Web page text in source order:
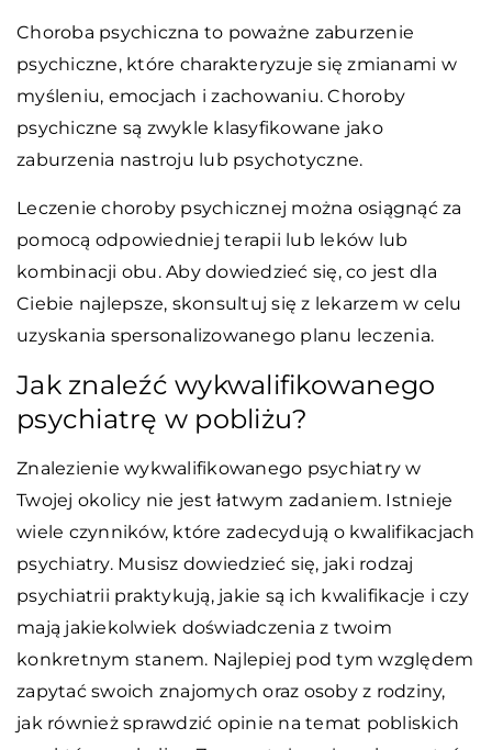
Choroba psychiczna to poważne zaburzenie
psychiczne, które charakteryzuje się zmianami w
myśleniu, emocjach i zachowaniu. Choroby
psychiczne są zwykle klasyfikowane jako
zaburzenia nastroju lub psychotyczne.
Leczenie choroby psychicznej można osiągnąć za
pomocą odpowiedniej terapii lub leków lub
kombinacji obu. Aby dowiedzieć się, co jest dla
Ciebie najlepsze, skonsultuj się z lekarzem w celu
uzyskania spersonalizowanego planu leczenia.
Jak znaleźć wykwalifikowanego
psychiatrę w pobliżu?
Znalezienie wykwalifikowanego psychiatry w
Twojej okolicy nie jest łatwym zadaniem. Istnieje
wiele czynników, które zadecydują o kwalifikacjach
psychiatry. Musisz dowiedzieć się, jaki rodzaj
psychiatrii praktykują, jakie są ich kwalifikacje i czy
mają jakiekolwiek doświadczenia z twoim
konkretnym stanem. Najlepiej pod tym względem
zapytać swoich znajomych oraz osoby z rodziny,
jak również sprawdzić opinie na temat pobliskich